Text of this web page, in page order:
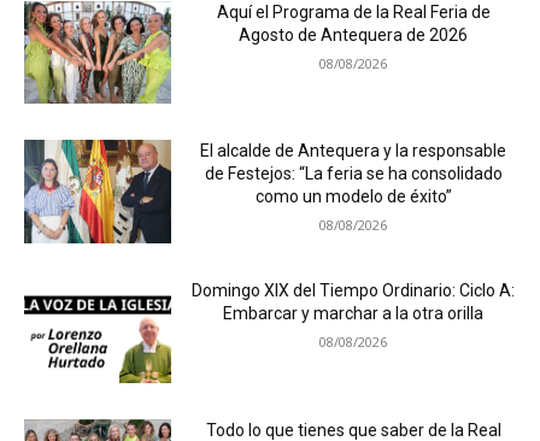
Aquí el Programa de la Real Feria de
Agosto de Antequera de 2026
08/08/2026
El alcalde de Antequera y la responsable
de Festejos: “La feria se ha consolidado
como un modelo de éxito”
08/08/2026
Domingo XIX del Tiempo Ordinario: Ciclo A:
Embarcar y marchar a la otra orilla
08/08/2026
Todo lo que tienes que saber de la Real